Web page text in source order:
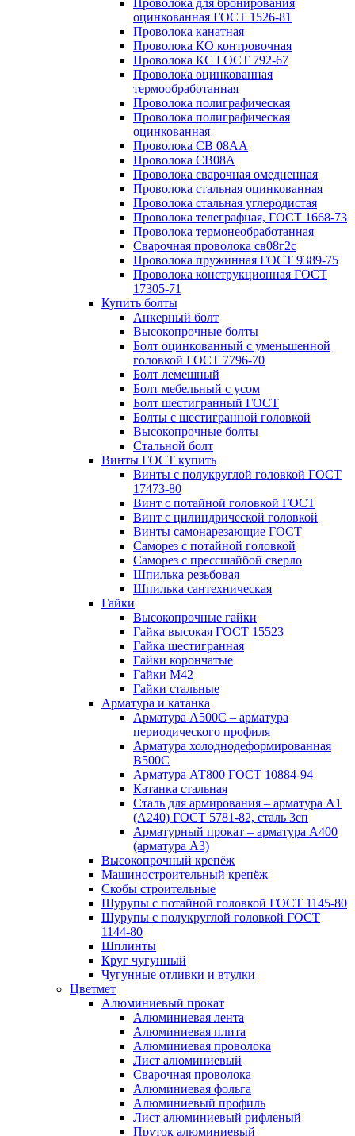
Проволока для бронирования
оцинкованная ГОСТ 1526-81
Проволока канатная
Проволока КО контровочная
Проволока КС ГОСТ 792-67
Проволока оцинкованная
термообработанная
Проволока полиграфическая
Проволока полиграфическая
оцинкованная
Проволока СВ 08АА
Проволока СВ08А
Проволока сварочная омедненная
Проволока стальная оцинкованная
Проволока стальная углеродистая
Проволока телеграфная, ГОСТ 1668-73
Проволока термонеобработанная
Сварочная проволока св08г2с
Проволока пружинная ГОСТ 9389-75
Проволока конструкционная ГОСТ
17305-71
Купить болты
Анкерный болт
Высокопрочные болты
Болт оцинкованный с уменьшенной
головкой ГОСТ 7796-70
Болт лемешный
Болт мебельный с усом
Болт шестигранный ГОСТ
Болты с шестигранной головкой
Высокопрочные болты
Стальной болт
Винты ГОСТ купить
Винты с полукруглой головкой ГОСТ
17473-80
Винт с потайной головкой ГОСТ
Винт с цилиндрической головкой
Винты самонарезающие ГОСТ
Саморез с потайной головкой
Саморез с прессшайбой сверло
Шпилька резьбовая
Шпилька сантехническая
Гайки
Высокопрочные гайки
Гайка высокая ГОСТ 15523
Гайка шестигранная
Гайки корончатые
Гайки М42
Гайки стальные
Арматура и катанка
Арматура А500С – арматура
периодического профиля
Арматура холоднодеформированная
В500С
Арматура АТ800 ГОСТ 10884-94
Катанка стальная
Сталь для армирования – арматура А1
(А240) ГОСТ 5781-82, сталь 3сп
Арматурный прокат – арматура А400
(арматура А3)
Высокопрочный крепёж
Машиностроительный крепёж
Скобы строительные
Шурупы с потайной головкой ГОСТ 1145-80
Шурупы с полукруглой головкой ГОСТ
1144-80
Шплинты
Круг чугунный
Чугунные отливки и втулки
Цветмет
Алюминиевый прокат
Алюминиевая лента
Алюминиевая плита
Алюминиевая проволока
Лист алюминиевый
Сварочная проволока
Алюминиевая фольга
Алюминиевый профиль
Лист алюминиевый рифленый
Пруток алюминиевый